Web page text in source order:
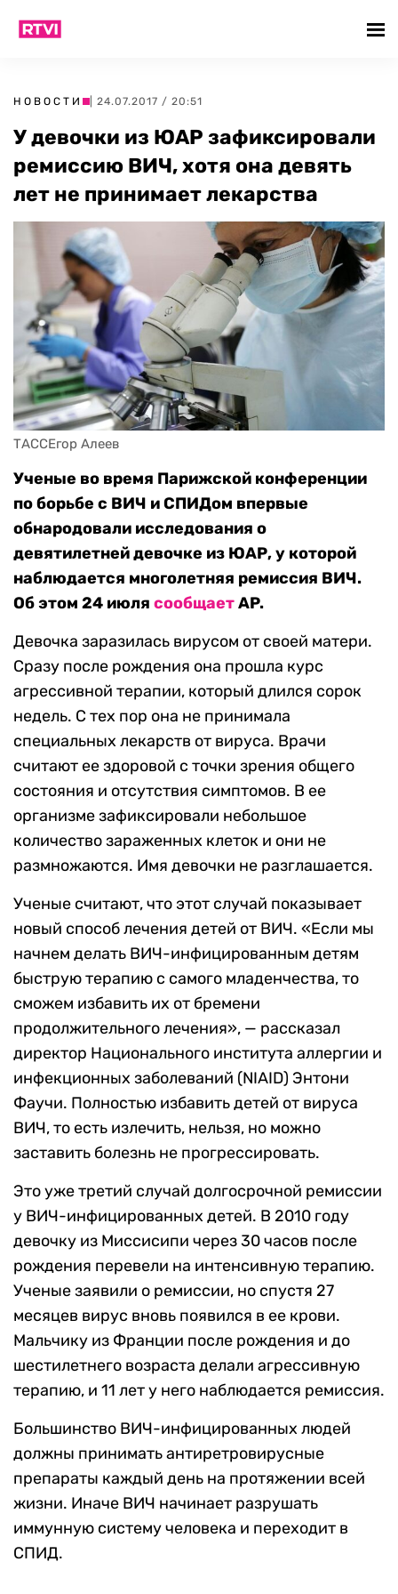
НОВОСТИ | 24.07.2017 / 20:51
У девочки из ЮАР зафиксировали
ремиссию ВИЧ, хотя она девять
лет не принимает лекарства
ТАССЕгор Алеев
Ученые во время Парижской конференции
по борьбе с ВИЧ и СПИДом впервые
обнародовали исследования о
девятилетней девочке из ЮАР, у которой
наблюдается многолетняя ремиссия ВИЧ.
Об этом 24 июля сообщаетAP.
Девочка заразилась вирусом от своей матери.
Сразу после рождения она прошла курс
агрессивной терапии, который длился сорок
недель. С тех пор она не принимала
специальных лекарств от вируса. Врачи
считают ее здоровой с точки зрения общего
состояния и отсутствия симптомов. В ее
организме зафиксировали небольшое
количество зараженных клеток и они не
размножаются. Имя девочки не разглашается.
Ученые считают, что этот случай показывает
новый способ лечения детей от ВИЧ. «Если мы
начнем делать ВИЧ-инфицированным детям
быструю терапию с самого младенчества, то
сможем избавить их от бремени
продолжительного лечения», — рассказал
директор Национального института аллергии и
инфекционных заболеваний (NIAID) Энтони
Фаучи. Полностью избавить детей от вируса
ВИЧ, то есть излечить, нельзя, но можно
заставить болезнь не прогрессировать.
Это уже третий случай долгосрочной ремиссии
у ВИЧ-инфицированных детей. В 2010 году
девочку из Миссисипи через 30 часов после
рождения перевели на интенсивную терапию.
Ученые заявили о ремиссии, но спустя 27
месяцев вирус вновь появился в ее крови.
Мальчику из Франции после рождения и до
шестилетнего возраста делали агрессивную
терапию, и 11 лет у него наблюдается ремиссия.
Большинство ВИЧ-инфицированных людей
должны принимать антиретровирусные
препараты каждый день на протяжении всей
жизни. Иначе ВИЧ начинает разрушать
иммунную систему человека и переходит в
СПИД.